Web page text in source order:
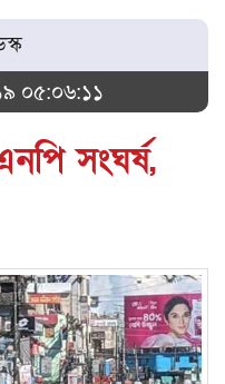
০৫:০৬:১১
সংঘর্ষ,